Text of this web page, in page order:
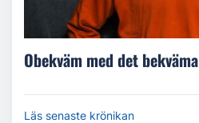
Obekväm med det bekväma
Läs senaste krönikan